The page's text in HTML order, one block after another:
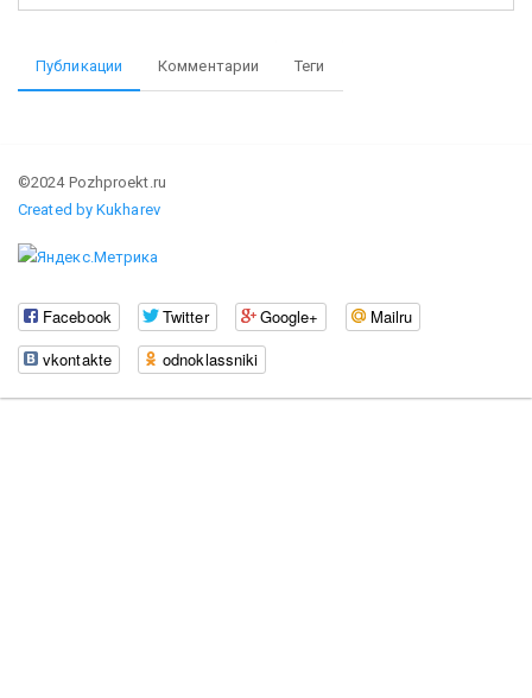
Публикации Комментарии Теги
©2024 Pozhproekt.ru
Created by Kukharev
Facebook Twitter Google+
Mailru
vkontakte
odnoklassniki